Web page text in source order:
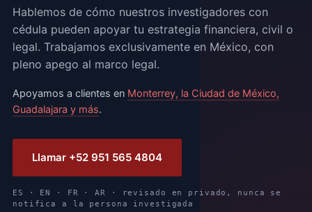
Hablemos de cómo nuestros investigadores con
cédula pueden apoyar tu estrategia financiera, civil o
legal. Trabajamos exclusivamente en México, con
pleno apego al marco legal.
Apoyamos a clientes en Monterrey, la Ciudad de México,
Guadalajara y más.
Llamar +52 951 565 4804
ES · EN · FR · AR · revisado en privado, nunca se
notifica a la persona investigada